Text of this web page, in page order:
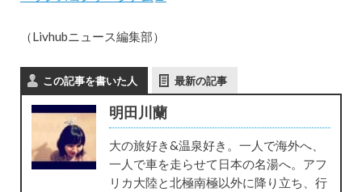
（Livhubニュース編集部）
この記事を書いた人 最新の記事
明田川蘭
大の旅好き&温泉好き。一人で海外へ、
一人で車を走らせて日本の名湯へ。アフ
リカ大陸と北極南極以外に降り立ち、行